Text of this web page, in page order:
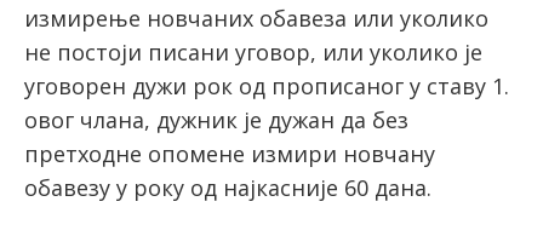
измирење новчаних обавеза или уколико
не постоји писани уговор, или уколико је
уговорен дужи рок од прописаног у ставу 1.
овог члана, дужник је дужан да без
претходне опомене измири новчану
обавезу у року од најкасније 60 дана.